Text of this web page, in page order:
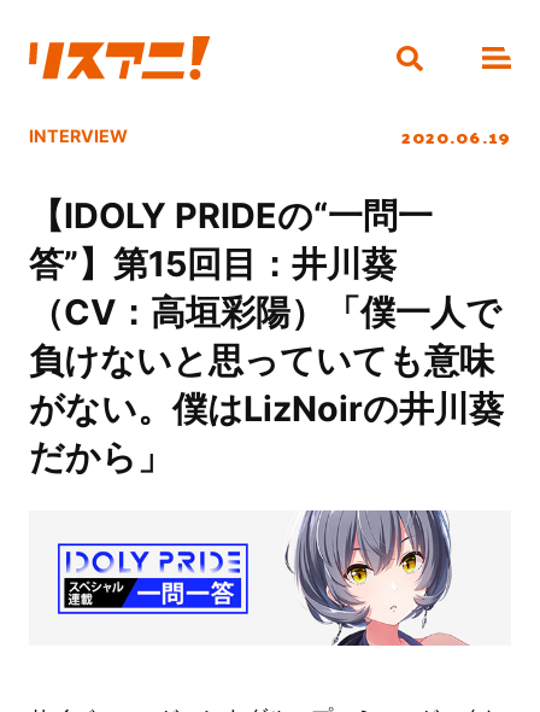
INTERVIEW 2020.06.19
【IDOLY PRIDEの“一問一
答”】第15回目：井川葵
（CV：高垣彩陽）「僕一人で
負けないと思っていても意味
がない。僕はLizNoirの井川葵
だから」